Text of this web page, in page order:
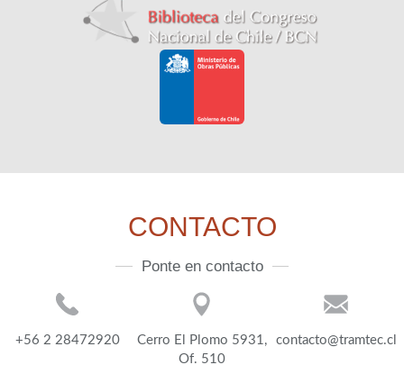
CONTACTO
Ponte en contacto
+56 2 28472920
Cerro El Plomo 5931,
Of. 510
contacto@tramtec.cl